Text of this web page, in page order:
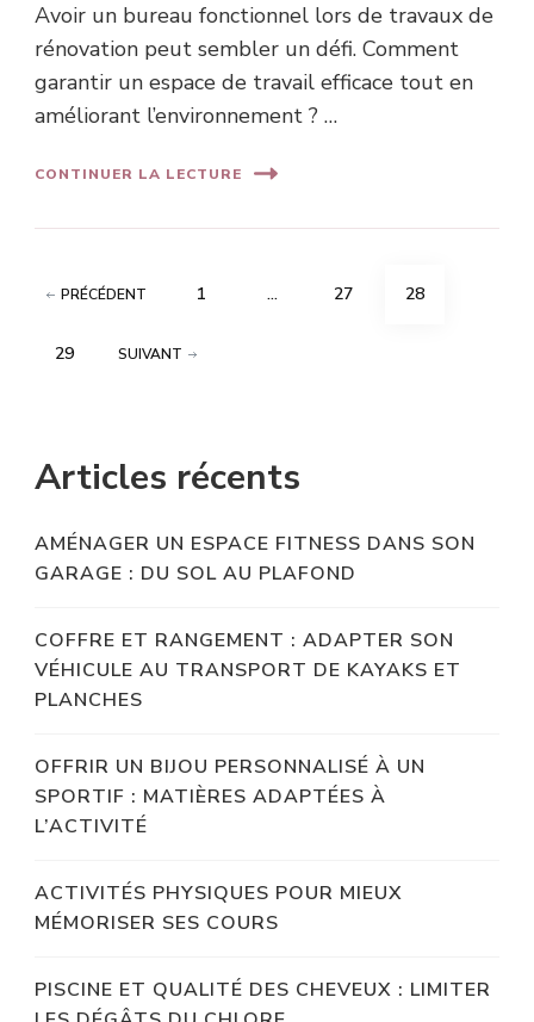
Avoir un bureau fonctionnel lors de travaux de
rénovation peut sembler un défi. Comment
garantir un espace de travail efficace tout en
améliorant l’environnement ? …
CONTINUER LA LECTURE
Pagination
publications
PRÉCÉDENT PAGE
1 … PAGE
27 PAGE
28
PAGE
29 SUIVANT
Articles récents
AMÉNAGER UN ESPACE FITNESS DANS SON
GARAGE : DU SOL AU PLAFOND
COFFRE ET RANGEMENT : ADAPTER SON
VÉHICULE AU TRANSPORT DE KAYAKS ET
PLANCHES
OFFRIR UN BIJOU PERSONNALISÉ À UN
SPORTIF : MATIÈRES ADAPTÉES À
L’ACTIVITÉ
ACTIVITÉS PHYSIQUES POUR MIEUX
MÉMORISER SES COURS
PISCINE ET QUALITÉ DES CHEVEUX : LIMITER